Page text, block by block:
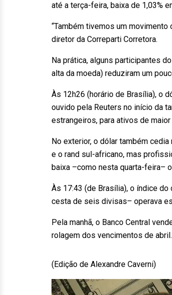
até a terça-feira, baixa de 1,03%
“Também tivemos um
diretor da Correparti Corretora.
Na prática, alguns participantes
alta da moeda) reduziram um
Às 12h26 (horário de Brasília), o
ouvido pela Reuters no início da
estrangeiros, para ativos de
No exterior, o dólar também
e o rand sul-africano, mas
baixa –como nesta quarta-feira–
Às 17:43 (de Brasília), o índice
cesta de seis divisas– operava
Pela manhã, o Banco Central
rolagem dos vencimentos de abril.
(Edição de Alexandre Caverni)